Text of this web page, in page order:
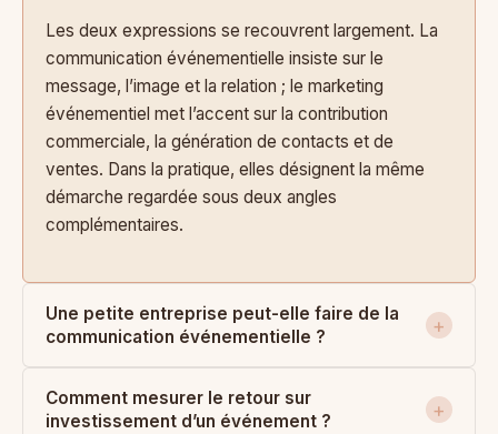
Les deux expressions se recouvrent largement. La
communication événementielle insiste sur le
message, l’image et la relation ; le marketing
événementiel met l’accent sur la contribution
commerciale, la génération de contacts et de
ventes. Dans la pratique, elles désignent la même
démarche regardée sous deux angles
complémentaires.
Une petite entreprise peut-elle faire de la
communication événementielle ?
Comment mesurer le retour sur
investissement d’un événement ?